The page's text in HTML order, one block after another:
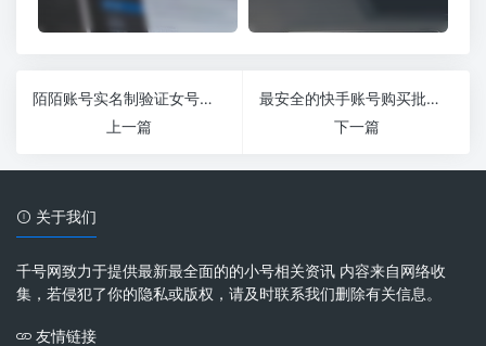
陌陌账号实名制验证女号购买
上一篇
最安全的快手账号购买批发24h自助发卡网
下一篇
关于我们
千号网致力于提供最新最全面的的小号相关资讯 内容来自网络收
集，若侵犯了你的隐私或版权，请及时联系我们删除有关信息。
友情链接